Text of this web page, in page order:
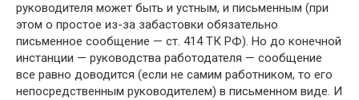
руководителя может быть и устным, и письменным (при
этом о простое из-за забастовки обязательно
письменное сообщение — ст. 414 ТК РФ). Но до конечной
инстанции — руководства работодателя — сообщение
все равно доводится (если не самим работником, то его
непосредственным руководителем) в письменном виде. И